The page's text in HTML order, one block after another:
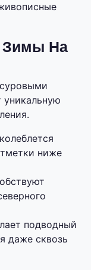
Зимы На
ниже
подводный
даже сквозь